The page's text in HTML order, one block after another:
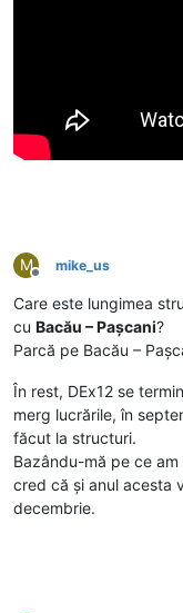
M
Deconectat
mike_us
Care este lungimea
cu Bacău – Pașcani?
Parcă pe Bacău –
În rest, DEx12 se
merg lucrările, în
făcut la structuri.
Bazându-mă pe ce
cred că și anul acesta
decembrie.